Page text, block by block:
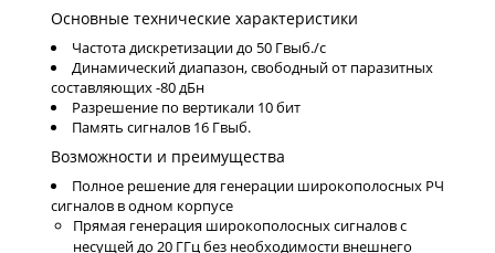
Основные технические характеристики
Частота дискретизации до 50 Гвыб./с
Динамический диапазон, свободный от паразитных
составляющих -80 дБн
Разрешение по вертикали 10 бит
Память сигналов 16 Гвыб.
Возможности и преимущества
Полное решение для генерации широкополосных РЧ
сигналов в одном корпусе
Прямая генерация широкополосных сигналов с
несущей до 20 ГГц без необходимости внешнего